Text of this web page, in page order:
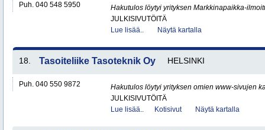
Puh. 040 548 5950
Hakutulos löytyi yrityksen Markkinapaikka-
JULKISIVUTÖITÄ
Lue lisää..
Näytä kartalla
18. Tasoiteliike Tasoteknik Oy HELSINKI
Puh. 040 550 9872
Hakutulos löytyi yrityksen omien www-sivujen
JULKISIVUTÖITÄ
Lue lisää..
Kotisivut Näytä kartalla